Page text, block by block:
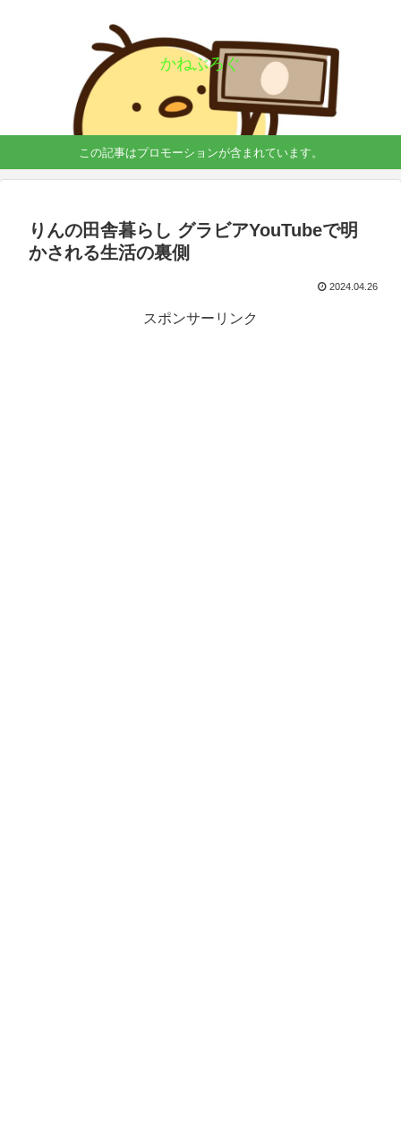
かねぶろぐ
この記事はプロモーションが含まれています。
りんの田舎暮らし グラビアYouTubeで明
かされる生活の裏側
2024.04.26
スポンサーリンク